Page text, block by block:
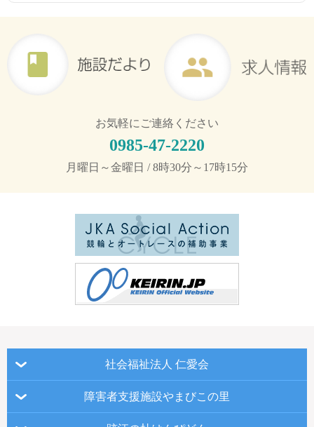
お気軽にご連絡ください
0985-47-2220
月曜日～金曜日 / 8時30分～17時15分
社会福祉法人 仁愛会
障害者支援施設やまびこの里